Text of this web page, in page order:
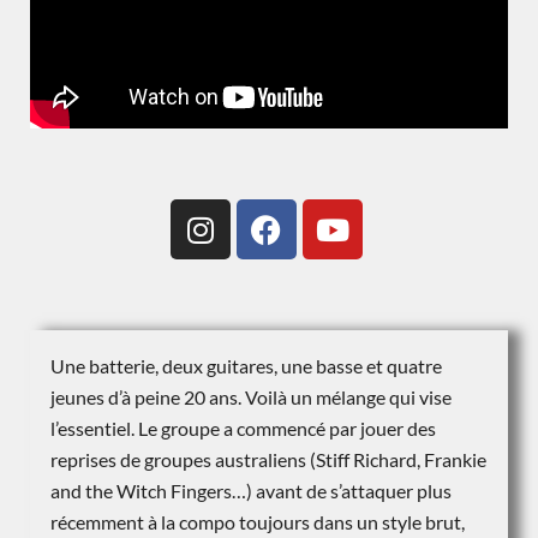
Une batterie, deux guitares, une basse et quatre
jeunes d’à peine 20 ans. Voilà un mélange qui vise
l’essentiel. Le groupe a commencé par jouer des
reprises de groupes australiens (Stiff Richard, Frankie
and the Witch Fingers…) avant de s’attaquer plus
récemment à la compo toujours dans un style brut,